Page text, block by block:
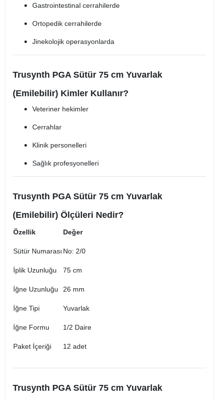
Gastrointestinal cerrahilerde
Ortopedik cerrahilerde
Jinekolojik operasyonlarda
Trusynth PGA Sütür 75 cm Yuvarlak
(Emilebilir) Kimler Kullanır?
Veteriner hekimler
Cerrahlar
Klinik personelleri
Sağlık profesyonelleri
Trusynth PGA Sütür 75 cm Yuvarlak
(Emilebilir) Ölçüleri Nedir?
Özellik Değer
Sütür Numarası No: 2/0
İplik Uzunluğu 75 cm
İğne Uzunluğu 26 mm
İğne Tipi Yuvarlak
İğne Formu 1/2 Daire
Paket İçeriği 12 adet
Trusynth PGA Sütür 75 cm Yuvarlak